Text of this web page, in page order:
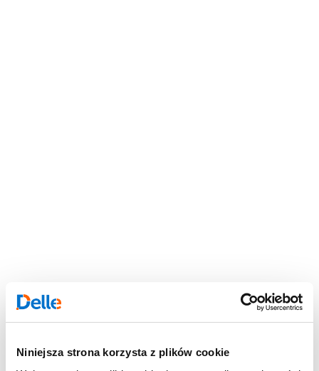
Niniejsza strona korzysta z plików cookie